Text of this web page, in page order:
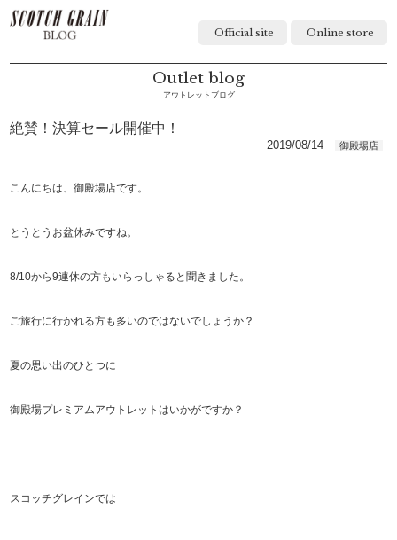
Official site Online store
Outlet blog
アウトレットブログ
絶賛！決算セール開催中！
2019/08/14 御殿場店
こんにちは、御殿場店です。
とうとうお盆休みですね。
8/10から9連休の方もいらっしゃると聞きました。
ご旅行に行かれる方も多いのではないでしょうか？
夏の思い出のひとつに
御殿場プレミアムアウトレットはいかがですか？
スコッチグレインでは